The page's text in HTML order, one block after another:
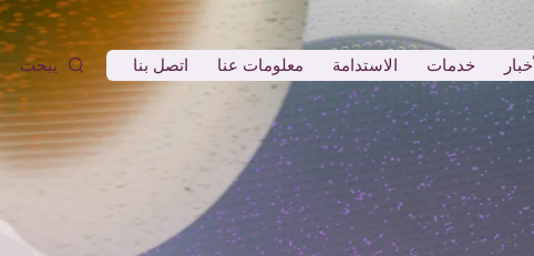
خدمات الاستدامة معلومات عنا اتصل بنا يبحث